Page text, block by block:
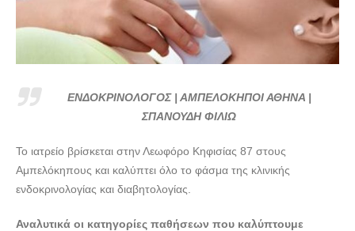
ΕΝΔΟΚΡΙΝΟΛΟΓΟΣ | ΑΜΠΕΛΟΚΗΠΟΙ ΑΘΗΝΑ |
ΣΠΑΝΟΥΔΗ ΦΙΛΙΩ
Το ιατρείο βρίσκεται στην Λεωφόρο Κηφισίας 87 στους
Αμπελόκηπους και καλύπτει όλο το φάσμα της κλινικής
ενδοκρινολογίας και διαβητολογίας.
Αναλυτικά οι κατηγορίες παθήσεων που καλύπτουμε